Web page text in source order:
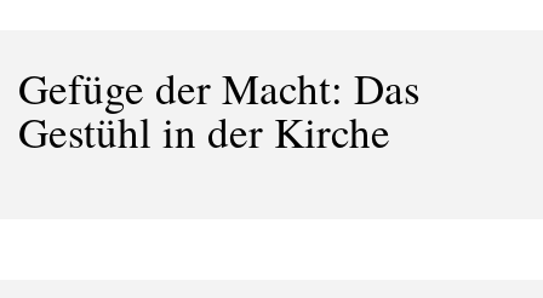
Gefüge der Macht: Das
Gestühl in der Kirche